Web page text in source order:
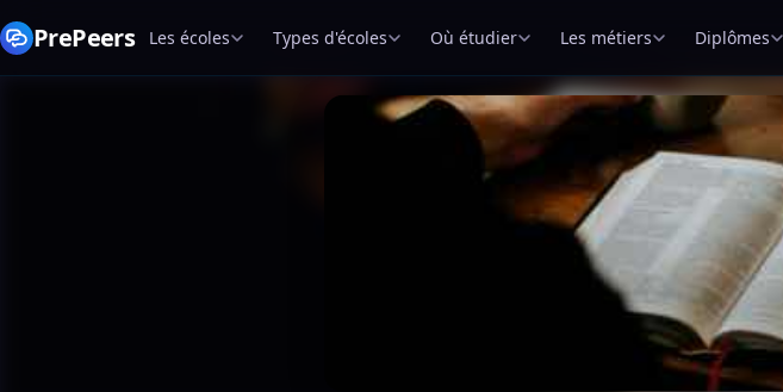
PrePeers Les écoles Types d'écoles Où étudier Les métiers Diplômes